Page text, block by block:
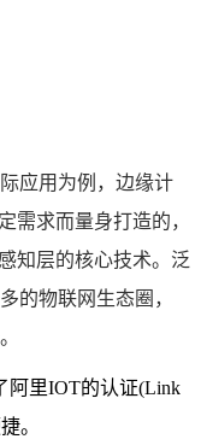
应用为例， 边缘计
需求而量身打造的，
知层的核心技术。泛
的物联网生态圈，
阿里IOT的认证(Link
。